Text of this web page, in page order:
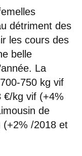
détriment des
les cours des
belle
La
750 kg vif
€/kg vif (+4%
de
(+2% /2018 et